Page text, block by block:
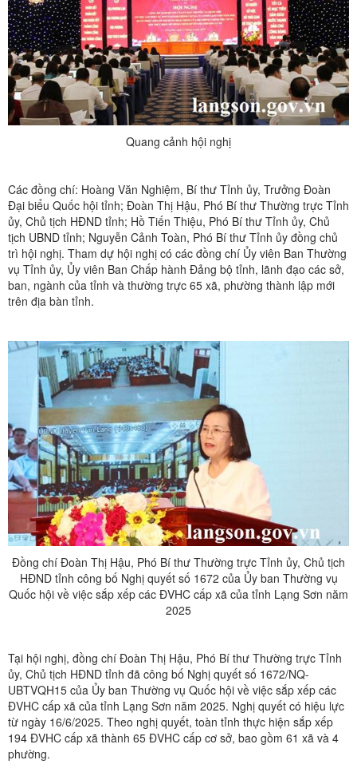
Quang cảnh hội nghị
Các đồng chí: Hoàng Văn Nghiệm, Bí thư Tỉnh ủy, Trưởng Đoàn
Đại biểu Quốc hội tỉnh; Đoàn Thị Hậu, Phó Bí thư Thường trực Tỉnh
ủy, Chủ tịch HĐND tỉnh; Hồ Tiến Thiệu, Phó Bí thư Tỉnh ủy, Chủ
tịch UBND tỉnh; Nguyễn Cảnh Toàn, Phó Bí thư Tỉnh ủy đồng chủ
trì hội nghị. Tham dự hội nghị có các đồng chí Ủy viên Ban Thường
vụ Tỉnh ủy, Ủy viên Ban Chấp hành Đảng bộ tỉnh, lãnh đạo các sở,
ban, ngành của tỉnh và thường trực 65 xã, phường thành lập mới
trên địa bàn tỉnh.
Đồng chí Đoàn Thị Hậu, Phó Bí thư Thường trực Tỉnh ủy, Chủ tịch
HĐND tỉnh công bố Nghị quyết số 1672 của Ủy ban Thường vụ
Quốc hội về việc sắp xếp các ĐVHC cấp xã của tỉnh Lạng Sơn năm
2025
Tại hội nghị, đồng chí Đoàn Thị Hậu, Phó Bí thư Thường trực Tỉnh
ủy, Chủ tịch HĐND tỉnh đã công bố Nghị quyết số 1672/NQ-
UBTVQH15 của Ủy ban Thường vụ Quốc hội về việc sắp xếp các
ĐVHC cấp xã của tỉnh Lạng Sơn năm 2025. Nghị quyết có hiệu lực
từ ngày 16/6/2025. Theo nghị quyết, toàn tỉnh thực hiện sắp xếp
194 ĐVHC cấp xã thành 65 ĐVHC cấp cơ sở, bao gồm 61 xã và 4
phường.